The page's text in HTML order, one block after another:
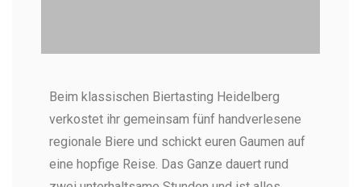
Heidelberg hat viele leckere Biere im Angebot - Das
Bier Tasting ist super beliebt (Foto: Pexels)
Beim klassischen Biertasting Heidelberg
verkostet ihr gemeinsam fünf handverlesene
regionale Biere und schickt euren Gaumen auf
eine hopfige Reise. Das Ganze dauert rund